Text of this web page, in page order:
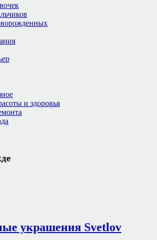
и здоровья
украшения Svetlov